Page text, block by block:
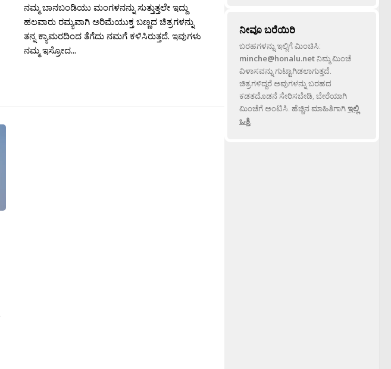
ನಮ್ಮ ಬಾನಬಂಡಿಯು ಮಂಗಳನನ್ನು ಸುತ್ತುತ್ತಲೇ ಇದ್ದು
ಹಲವಾರು ರಮ್ಯವಾಗಿ ಅರಿಮೆಯುಕ್ತ ಬಣ್ಣದ ಚಿತ್ರಗಳನ್ನು
ತನ್ನ ಕ್ಯಾಮರದಿಂದ ತೆಗೆದು ನಮಗೆ ಕಳಿಸಿರುತ್ತದೆ. ಇವುಗಳು
ನಮ್ಮ ಇಸ್ರೋದ...
ನೀವೂ ಬರೆಯಿರಿ
ಬರಹಗಳನ್ನು ಇಲ್ಲಿಗೆ ಮಿಂಚಿಸಿ:
minche@honalu.netನಿಮ್ಮ ಮಿಂಚೆ
ವಿಳಾಸವನ್ನು ಗುಟ್ಟಾಗಿಡಲಾಗುತ್ತದೆ.
ಚಿತ್ರಗಳಿದ್ದರೆ ಅವುಗಳನ್ನು ಬರಹದ
ಕಡತದೊಡನೆ ಸೇರಿಸಬೇಡಿ, ಬೇರೆಯಾಗಿ
ಮಿಂಚೆಗೆ ಅಂಟಿಸಿ. ಹೆಚ್ಚಿನ ಮಾಹಿತಿಗಾಗಿಇಲ್ಲಿ
ಒತ್ತಿ.